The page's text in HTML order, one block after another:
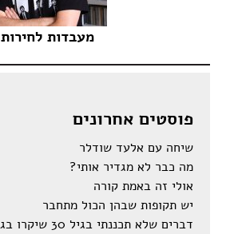
מעבדות לחירות
פוסטים אחרונים
שיחה עם אלעד שודלר
מה כבר לא מגדיר אותי?
אולי זה באמת קורה
יש תקופות שבהן הכול מתחבר
דברים שלא תכננתי בגיל 30 שיקרו בגיל 59